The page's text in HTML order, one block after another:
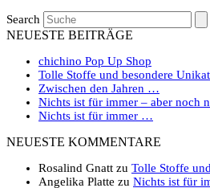
Search
NEUESTE BEITRÄGE
chichino Pop Up Shop
Tolle Stoffe und besondere
Zwischen den Jahren …
Nichts ist für immer – aber noch
Nichts ist für immer …
NEUESTE KOMMENTARE
Rosalind Gnatt zu Tolle Stoffe
Angelika Platte zu Nichts ist für